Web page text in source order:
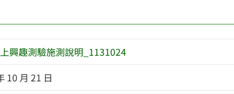
興趣測驗施測說明_1131024
10 月 21 日